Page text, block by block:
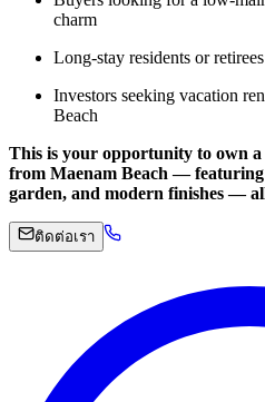
charm
Long-stay residents or
Investors seeking vacation
Beach
This is your opportunity to own
from Maenam Beach —
garden, and modern finishes —
ติดต่อเรา